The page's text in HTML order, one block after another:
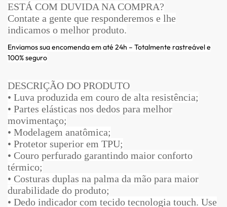
ESTÁ COM DUVIDA NA COMPRA?
Contate a gente que responderemos e lhe
indicamos o melhor produto.
Enviamos sua encomenda em até 24h – Totalmente rastreável e
100% seguro
DESCRIÇÃO DO PRODUTO
• Luva produzida em couro de alta resistência;
• Partes elásticas nos dedos para melhor
movimentaço;
• Modelagem anatômica;
• Protetor superior em TPU;
• Couro perfurado garantindo maior conforto
térmico;
• Costuras duplas na palma da mão para maior
durabilidade do produto;
• Dedo indicador com tecido tecnologia touch. Use